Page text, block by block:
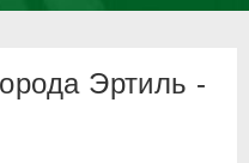
Эртиль -